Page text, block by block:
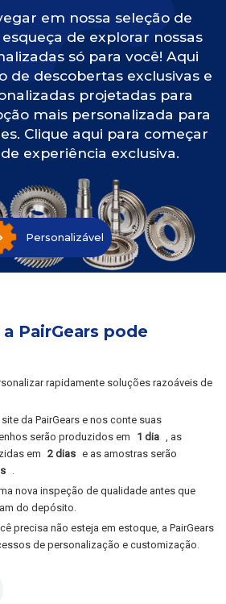
em nossa seleção de
de explorar nossas
só para você! Aqui
de descobertas exclusivas e
projetadas para
mais personalizada para
Clique aqui para começar
experiência exclusiva.
Personalizável
PairGears pode
rapidamente soluções razoáveis de
da PairGears e nos conte suas
serão produzidos em
1 dia , as
em 2 dias e as amostras serão
.
nova inspeção de qualidade antes que
do depósito.
precisa não esteja em estoque, a PairGears
de personalização e customização.